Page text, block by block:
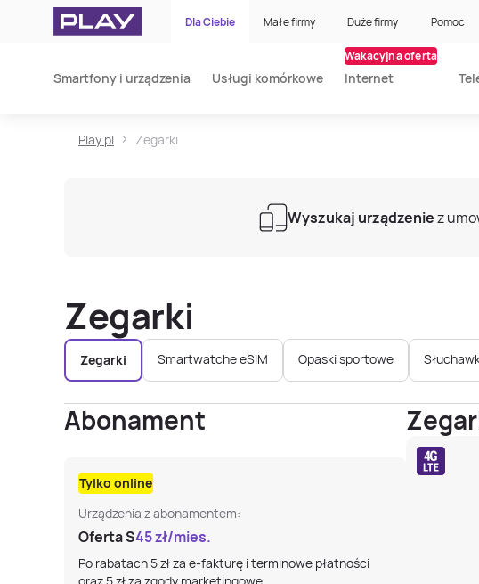
Dla Ciebie Małe firmy Duże firmy Pomoc
Smartfony i urządzenia Usługi komórkowe Internet
Wakacyjna oferta
Play.pl Zegarki
Wyszukaj urządzeniez
Zegarki
Zegarki Smartwatche eSIM Opaski sportowe
Abonament
Tylko online
Urządzenia z abonamentem:
Oferta S45zł/mies.
Po rabatach 5 zł za e-fakturę i terminowe płatności